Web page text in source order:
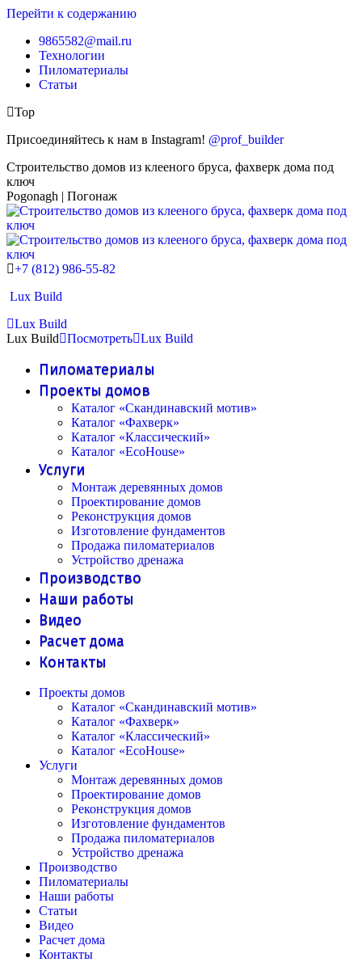
Перейти к содержанию
9865582@mail.ru
Технологии
Пиломатериалы
Статьи
Top
Присоединяйтесь к нам в Instagram! @prof_builder
Строительство домов из клееного бруса, фахверк дома под
ключ
Pogonagh | Погонаж
+7 (812) 986-55-82
Lux Build
Lux Build
Lux Build
Посмотреть Lux Build
Пиломатериалы
Проекты домов
Каталог «Скандинавский мотив»
Каталог «Фахверк»
Каталог «Классический»
Каталог «EcoHouse»
Услуги
Монтаж деревянных домов
Проектирование домов
Реконструкция домов
Изготовление фундаментов
Продажа пиломатериалов
Устройство дренажа
Производство
Наши работы
Видео
Расчет дома
Контакты
Проекты домов
Каталог «Скандинавский мотив»
Каталог «Фахверк»
Каталог «Классический»
Каталог «EcoHouse»
Услуги
Монтаж деревянных домов
Проектирование домов
Реконструкция домов
Изготовление фундаментов
Продажа пиломатериалов
Устройство дренажа
Производство
Пиломатериалы
Наши работы
Статьи
Видео
Расчет дома
Контакты